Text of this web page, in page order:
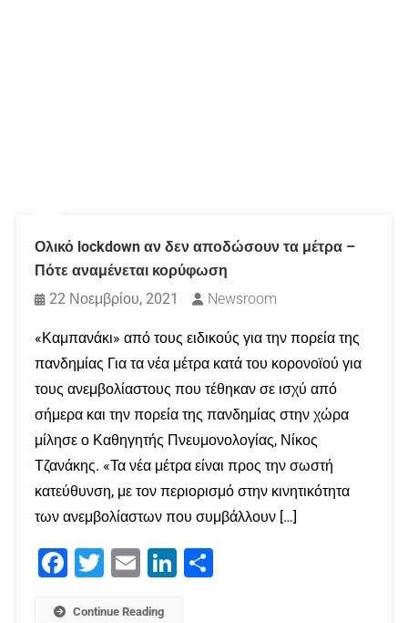
Ολικό lockdown αν δεν αποδώσουν τα μέτρα –
Πότε αναμένεται κορύφωση
22 Νοεμβρίου, 2021
Newsroom
«Καμπανάκι» από τους ειδικούς για την πορεία της
πανδημίας Για τα νέα μέτρα κατά του κορονοϊού για
τους ανεμβολίαστους που τέθηκαν σε ισχύ από
σήμερα και την πορεία της πανδημίας στην χώρα
μίλησε ο Καθηγητής Πνευμονολογίας, Νίκος
Τζανάκης. «Τα νέα μέτρα είναι προς την σωστή
κατεύθυνση, με τον περιορισμό στην κινητικότητα
των ανεμβολίαστων που συμβάλλουν […]
Facebook
Twitter Email LinkedIn
Continue Reading